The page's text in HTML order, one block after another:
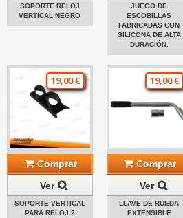
SOPORTE RELOJ
VERTICAL NEGRO
JUEGO DE
ESCOBILLAS
FABRICADAS CON
SILICONA DE ALTA
DURACIÓN.
19,00 €
Comprar
Ver
SOPORTE VERTICAL
PARA RELOJ 2
19,00 €
Comprar
Ver
LLAVE DE RUEDA
EXTENSIBLE